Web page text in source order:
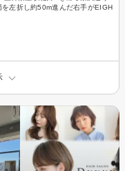
左折し約50m進んだ右手がEIGH